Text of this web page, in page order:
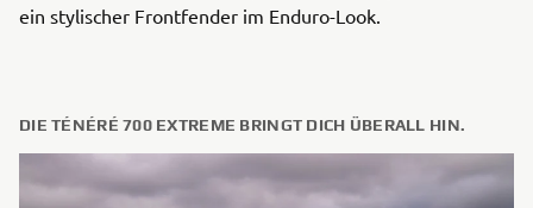
ein stylischer Frontfender im Enduro-Look.
DIE TÉNÉRÉ 700 EXTREME BRINGT DICH ÜBERALL HIN.